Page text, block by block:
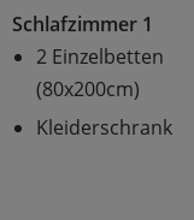
Schlafzimmer 1
2 Einzelbetten
(80x200cm)
Kleiderschrank